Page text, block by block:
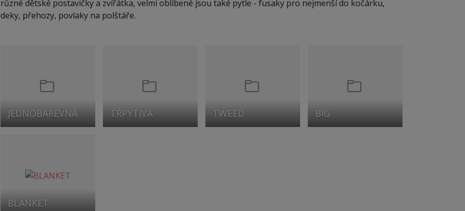
různé dětské postavičky a zvířátka, velmi oblíbené jsou také pytle - fusaky pro nejmenší do kočárku,
deky, přehozy, povlaky na polštáře.
JEDNOBAREVNÁ TŘPYTIVÁ TWEED BIG
BLANKET